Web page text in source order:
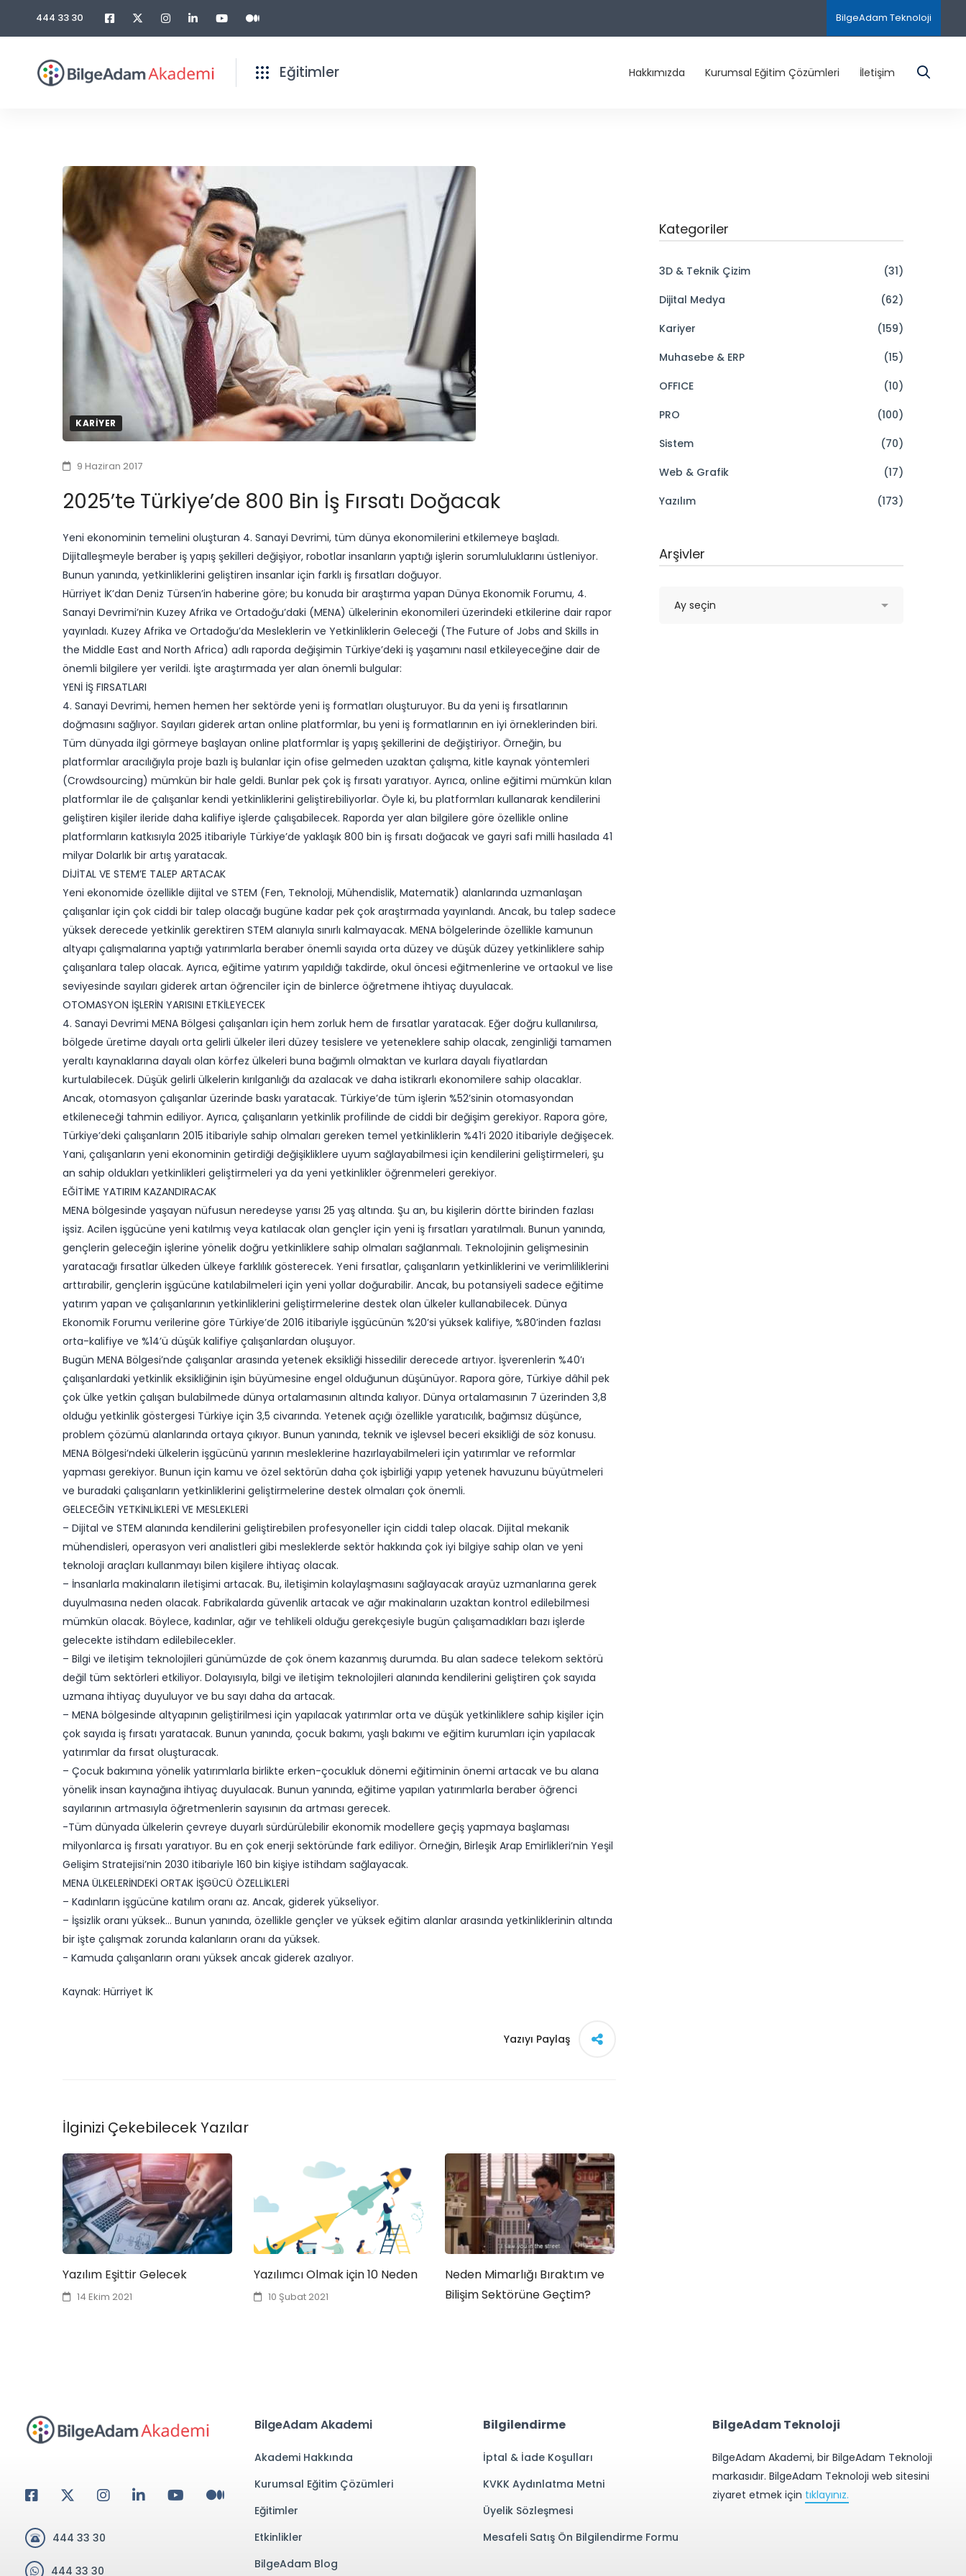
444 33 30 BilgeAdam Teknoloji
Eğitimler Hakkımızda Kurumsal Eğitim Çözümleri İletişim
KARIYER
9 Haziran 2017
2025’te Türkiye’de 800 Bin İş Fırsatı Doğacak
Yeni ekonominin temelini oluşturan 4. Sanayi Devrimi, tüm dünya ekonomilerini etkilemeye başladı.
Dijitalleşmeyle beraber iş yapış şekilleri değişiyor, robotlar insanların yaptığı işlerin sorumluluklarını üstleniyor.
Bunun yanında, yetkinliklerini geliştiren insanlar için farklı iş fırsatları doğuyor.
Hürriyet İK’dan Deniz Türsen’in haberine göre; bu konuda bir araştırma yapan Dünya Ekonomik Forumu, 4.
Sanayi Devrimi’nin Kuzey Afrika ve Ortadoğu’daki (MENA) ülkelerinin ekonomileri üzerindeki etkilerine dair rapor
yayınladı. Kuzey Afrika ve Ortadoğu’da Mesleklerin ve Yetkinliklerin Geleceği (The Future of Jobs and Skills in
the Middle East and North Africa) adlı raporda değişimin Türkiye’deki iş yaşamını nasıl etkileyeceğine dair de
önemli bilgilere yer verildi. İşte araştırmada yer alan önemli bulgular:
YENİ İŞ FIRSATLARI
4. Sanayi Devrimi, hemen hemen her sektörde yeni iş formatları oluşturuyor. Bu da yeni iş fırsatlarının
doğmasını sağlıyor. Sayıları giderek artan online platformlar, bu yeni iş formatlarının en iyi örneklerinden biri.
Tüm dünyada ilgi görmeye başlayan online platformlar iş yapış şekillerini de değiştiriyor. Örneğin, bu
platformlar aracılığıyla proje bazlı iş bulanlar için ofise gelmeden uzaktan çalışma, kitle kaynak yöntemleri
(Crowdsourcing) mümkün bir hale geldi. Bunlar pek çok iş fırsatı yaratıyor. Ayrıca, online eğitimi mümkün kılan
platformlar ile de çalışanlar kendi yetkinliklerini geliştirebiliyorlar. Öyle ki, bu platformları kullanarak kendilerini
geliştiren kişiler ileride daha kalifiye işlerde çalışabilecek. Raporda yer alan bilgilere göre özellikle online
platformların katkısıyla 2025 itibariyle Türkiye’de yaklaşık 800 bin iş fırsatı doğacak ve gayri safi milli hasılada 41
milyar Dolarlık bir artış yaratacak.
DİJİTAL VE STEM’E TALEP ARTACAK
Yeni ekonomide özellikle dijital ve STEM (Fen, Teknoloji, Mühendislik, Matematik) alanlarında uzmanlaşan
çalışanlar için çok ciddi bir talep olacağı bugüne kadar pek çok araştırmada yayınlandı. Ancak, bu talep sadece
yüksek derecede yetkinlik gerektiren STEM alanıyla sınırlı kalmayacak. MENA bölgelerinde özellikle kamunun
altyapı çalışmalarına yaptığı yatırımlarla beraber önemli sayıda orta düzey ve düşük düzey yetkinliklere sahip
çalışanlara talep olacak. Ayrıca, eğitime yatırım yapıldığı takdirde, okul öncesi eğitmenlerine ve ortaokul ve lise
seviyesinde sayıları giderek artan öğrenciler için de binlerce öğretmene ihtiyaç duyulacak.
OTOMASYON İŞLERİN YARISINI ETKİLEYECEK
4. Sanayi Devrimi MENA Bölgesi çalışanları için hem zorluk hem de fırsatlar yaratacak. Eğer doğru kullanılırsa,
bölgede üretime dayalı orta gelirli ülkeler ileri düzey tesislere ve yeteneklere sahip olacak, zenginliği tamamen
yeraltı kaynaklarına dayalı olan körfez ülkeleri buna bağımlı olmaktan ve kurlara dayalı fiyatlardan
kurtulabilecek. Düşük gelirli ülkelerin kırılganlığı da azalacak ve daha istikrarlı ekonomilere sahip olacaklar.
Ancak, otomasyon çalışanlar üzerinde baskı yaratacak. Türkiye’de tüm işlerin %52’sinin otomasyondan
etkileneceği tahmin ediliyor. Ayrıca, çalışanların yetkinlik profilinde de ciddi bir değişim gerekiyor. Rapora göre,
Türkiye’deki çalışanların 2015 itibariyle sahip olmaları gereken temel yetkinliklerin %41’i 2020 itibariyle değişecek.
Yani, çalışanların yeni ekonominin getirdiği değişikliklere uyum sağlayabilmesi için kendilerini geliştirmeleri, şu
an sahip oldukları yetkinlikleri geliştirmeleri ya da yeni yetkinlikler öğrenmeleri gerekiyor.
EĞİTİME YATIRIM KAZANDIRACAK
MENA bölgesinde yaşayan nüfusun neredeyse yarısı 25 yaş altında. Şu an, bu kişilerin dörtte birinden fazlası
işsiz. Acilen işgücüne yeni katılmış veya katılacak olan gençler için yeni iş fırsatları yaratılmalı. Bunun yanında,
gençlerin geleceğin işlerine yönelik doğru yetkinliklere sahip olmaları sağlanmalı. Teknolojinin gelişmesinin
yaratacağı fırsatlar ülkeden ülkeye farklılık gösterecek. Yeni fırsatlar, çalışanların yetkinliklerini ve verimliliklerini
arttırabilir, gençlerin işgücüne katılabilmeleri için yeni yollar doğurabilir. Ancak, bu potansiyeli sadece eğitime
yatırım yapan ve çalışanlarının yetkinliklerini geliştirmelerine destek olan ülkeler kullanabilecek. Dünya
Ekonomik Forumu verilerine göre Türkiye’de 2016 itibariyle işgücünün %20’si yüksek kalifiye, %80’inden fazlası
orta-kalifiye ve %14’ü düşük kalifiye çalışanlardan oluşuyor.
Bugün MENA Bölgesi’nde çalışanlar arasında yetenek eksikliği hissedilir derecede artıyor. İşverenlerin %40’ı
çalışanlardaki yetkinlik eksikliğinin işin büyümesine engel olduğunun düşünüyor. Rapora göre, Türkiye dâhil pek
çok ülke yetkin çalışan bulabilmede dünya ortalamasının altında kalıyor. Dünya ortalamasının 7 üzerinden 3,8
olduğu yetkinlik göstergesi Türkiye için 3,5 civarında. Yetenek açığı özellikle yaratıcılık, bağımsız düşünce,
problem çözümü alanlarında ortaya çıkıyor. Bunun yanında, teknik ve işlevsel beceri eksikliği de söz konusu.
MENA Bölgesi’ndeki ülkelerin işgücünü yarının mesleklerine hazırlayabilmeleri için yatırımlar ve reformlar
yapması gerekiyor. Bunun için kamu ve özel sektörün daha çok işbirliği yapıp yetenek havuzunu büyütmeleri
ve buradaki çalışanların yetkinliklerini geliştirmelerine destek olmaları çok önemli.
GELECEĞİN YETKİNLİKLERİ VE MESLEKLERİ
– Dijital ve STEM alanında kendilerini geliştirebilen profesyoneller için ciddi talep olacak. Dijital mekanik
mühendisleri, operasyon veri analistleri gibi mesleklerde sektör hakkında çok iyi bilgiye sahip olan ve yeni
teknoloji araçları kullanmayı bilen kişilere ihtiyaç olacak.
– İnsanlarla makinaların iletişimi artacak. Bu, iletişimin kolaylaşmasını sağlayacak arayüz uzmanlarına gerek
duyulmasına neden olacak. Fabrikalarda güvenlik artacak ve ağır makinaların uzaktan kontrol edilebilmesi
mümkün olacak. Böylece, kadınlar, ağır ve tehlikeli olduğu gerekçesiyle bugün çalışamadıkları bazı işlerde
gelecekte istihdam edilebilecekler.
– Bilgi ve iletişim teknolojileri günümüzde de çok önem kazanmış durumda. Bu alan sadece telekom sektörü
değil tüm sektörleri etkiliyor. Dolayısıyla, bilgi ve iletişim teknolojileri alanında kendilerini geliştiren çok sayıda
uzmana ihtiyaç duyuluyor ve bu sayı daha da artacak.
– MENA bölgesinde altyapının geliştirilmesi için yapılacak yatırımlar orta ve düşük yetkinliklere sahip kişiler için
çok sayıda iş fırsatı yaratacak. Bunun yanında, çocuk bakımı, yaşlı bakımı ve eğitim kurumları için yapılacak
yatırımlar da fırsat oluşturacak.
– Çocuk bakımına yönelik yatırımlarla birlikte erken-çocukluk dönemi eğitiminin önemi artacak ve bu alana
yönelik insan kaynağına ihtiyaç duyulacak. Bunun yanında, eğitime yapılan yatırımlarla beraber öğrenci
sayılarının artmasıyla öğretmenlerin sayısının da artması gerecek.
​-Tüm dünyada ülkelerin çevreye duyarlı sürdürülebilir ekonomik modellere geçiş yapmaya başlaması
milyonlarca iş fırsatı yaratıyor. Bu en çok enerji sektöründe fark ediliyor. Örneğin, Birleşik Arap Emirlikleri’nin Yeşil
Gelişim Stratejisi’nin 2030 itibariyle 160 bin kişiye istihdam sağlayacak.
MENA ÜLKELERİNDEKİ ORTAK İŞGÜCÜ ÖZELLİKLERİ
– Kadınların işgücüne katılım oranı az. Ancak, giderek yükseliyor.
– İşsizlik oranı yüksek… Bunun yanında, özellikle gençler ve yüksek eğitim alanlar arasında yetkinliklerinin altında
bir işte çalışmak zorunda kalanların oranı da yüksek.
​- Kamuda çalışanların oranı yüksek ancak giderek azalıyor.
Kaynak: Hürriyet İK
Yazıyı Paylaş
İlginizi Çekebilecek Yazılar
Yazılım Eşittir Gelecek
14 Ekim 2021
Yazılımcı Olmak için 10 Neden
10 Şubat 2021
Neden Mimarlığı Bıraktım ve
Bilişim Sektörüne Geçtim?
Kategoriler
3D & Teknik Çizim
(31)
Dijital Medya
(62)
Kariyer
(159)
Muhasebe & ERP
(15)
OFFICE
(10)
PRO
(100)
Sistem
(70)
Web & Grafik
(17)
Yazılım
(173)
Arşivler
444 33 30
444 33 30
BilgeAdam Akademi
Akademi Hakkında
Kurumsal Eğitim Çözümleri
Eğitimler
Etkinlikler
BilgeAdam Blog
Bilgilendirme
İptal & İade Koşulları
KVKK Aydınlatma Metni
Üyelik Sözleşmesi
Mesafeli Satış Ön Bilgilendirme Formu
BilgeAdam Teknoloji
BilgeAdam Akademi, bir BilgeAdam Teknoloji
markasıdır. BilgeAdam Teknoloji web sitesini
ziyaret etmek için tıklayınız.